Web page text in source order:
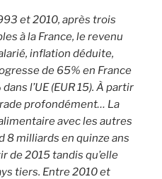
et 2010, après trois
à la France, le revenu
inflation déduite,
de 65% en France
l’UE (EUR 15). À partir
profondément… La
avec les autres
8 milliards en quinze ans
de 2015 tandis qu’elle
tiers. Entre 2010 et